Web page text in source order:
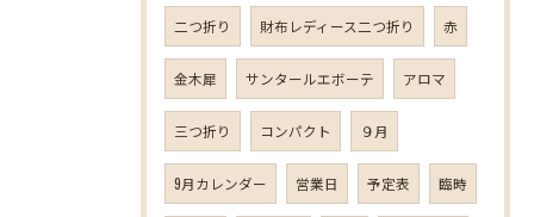
二つ折り 財布レディース二つ折り 赤
金木犀 サンタールエボーテ アロマ
三つ折り コンパクト ９月
9月カレンダー 営業日 予定表 臨時